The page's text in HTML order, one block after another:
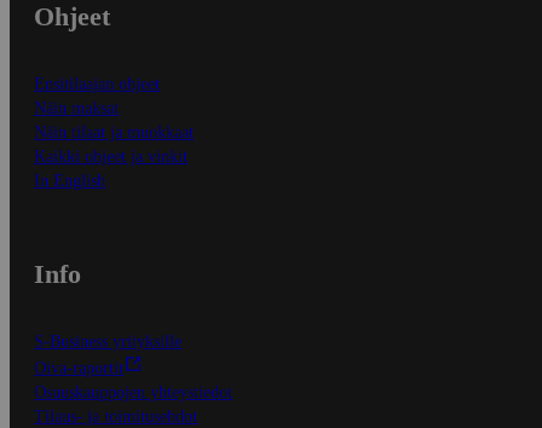
Ohjeet
Ensitilaajan ohjeet
Näin maksat
Näin tilaat ja muokkaat
Kaikki ohjeet ja vinkit
In English
Info
S-Business yrityksille
Oiva-raportit
Osuuskauppojen yhteystiedot
Tilaus- ja toimitusehdot